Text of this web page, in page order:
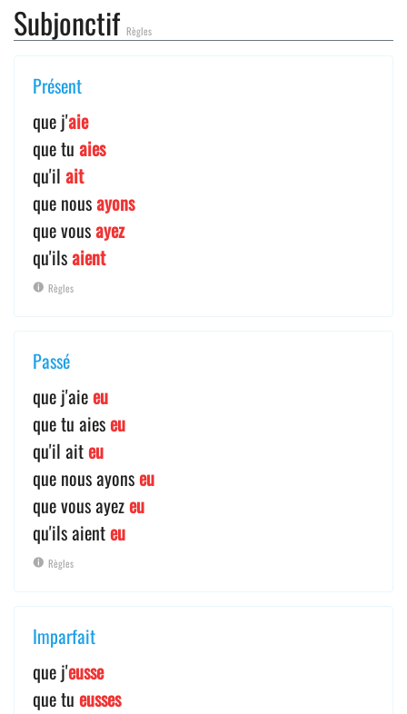
Subjonctif Règles
Présent
que j'aie
que tu aies
qu'il ait
que nous ayons
que vous ayez
qu'ils aient
Règles
Passé
que j'aieeu
que tu aieseu
qu'il aiteu
que nous ayonseu
que vous ayezeu
qu'ils aienteu
Règles
Imparfait
que j'eusse
que tu eusses